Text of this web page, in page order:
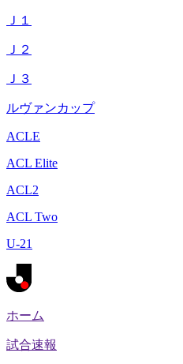
Ｊ１
Ｊ２
Ｊ３
ルヴァンカップ
ACLE
ACL Elite
ACL2
ACL Two
U-21
ホーム
試合速報